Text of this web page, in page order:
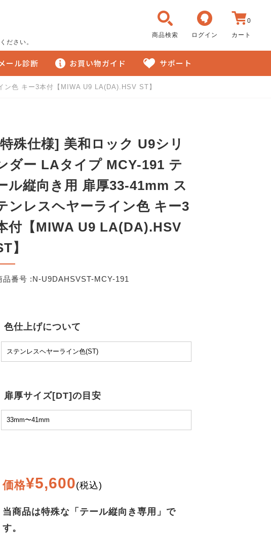
ださい。
商品検索 ログイン
0
カート
ール診断 お買い物ガイド サポート
色 キー3本付【MIWA U9 LA(DA).HSV ST】
殊仕様] 美和ロック U9シリ
ダー LAタイプ MCY-191 テ
ル縦向き用 扉厚33-41mm ス
ンレスヘヤーライン色 キー3
付【MIWA U9 LA(DA).HSV
】
品番号 :N-U9DAHSVST-MCY-191
色仕上げについて
扉厚サイズ[DT]の目安
価格¥5,600(税込)
当商品は特殊な「テール縦向き専用」で
す。